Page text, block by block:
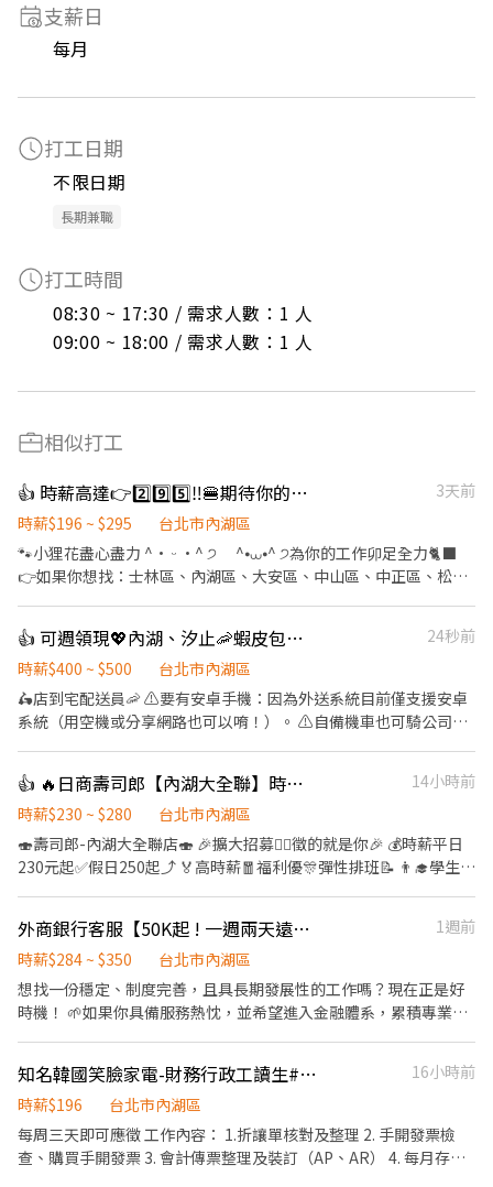
支薪日
每月
打工日期
不限日期
長期兼職
打工時間
08:30 ~ 17:30 / 需求人數：1 人
09:00 ~ 18:00 / 需求人數：1 人
相似打工
👍 時薪高達👉2️⃣9️⃣5️⃣‼️🍔期待你的「麥」力演出🍟餐飲服務員
3天前
時薪$196 ~ $295
台北市內湖區
🐾小狸花盡心盡力 ^• ᵕ •^ ੭ ^⦁⩊⦁^ ੭為你的工作卯足全力🐈‍⬛
👉如果你想找：士林區、內湖區、大安區、中山區、中正區、松山
客服務 🍌 炸物製餐 🍑 廚具、環境清潔維護 🫐 主管交辦事宜 🍉 內外
場都會接觸唷 .˚⊹ ⁺‧ 【工作時間】 ‧⁺ ⊹˚. ☀️ 早班：07:00 - 14:00
🌙 晚班：16:00 - 23:00 ⭐ 夜班：21:00 - 02:00 ⚠️每間店有缺的時段
不同，應徵時請告知我要應徵哪一區或哪間店 .˚⊹ ⁺‧ 【薪資制度】
📌 採排休制（無固定休） 🗓️ 周一至週日皆需排班 🚫 周六、周日可
排休不可固定休 .˚⊹ ⁺‧ 【上班地點】 ‧⁺ ⊹˚. 👉士林區 台北士林店
內湖區內湖路一段283號 台北舊宗二店📍台北市內湖區舊宗路一段
275號 👉大安區 羅斯福店📍台北市大安區羅斯福路二段45號 台北麟
光店📍台北市大安區和平東路三段406巷8號 台北復興二店📍台北市
大安區復興南路二段273號 台北光復店📍台北市大安區光復南路286
📍台北市中山區南京東路三段210之1號 👉中正區 林森二店📍台北
市中正區林森南路1號 台北濟南店📍台北市中正區濟南路二段66號
台北館前店📍台北市中正區館前路8號 台北公園店📍台北市中正區
公園路30-1號 台北南昌店📍台北市中正區南昌路一段149號 👉松山
區 台北民生店📍台北市松山區民生東路三段135號 台北民權店📍台
北市松山區民權東路三段128號 台北南京二店📍台北市松山區南京
東路五段162號 台北南京六店📍台北市松山區南京東路四段57號 👉
信義區 忠孝四店📍台北市信義區忠孝東路五段522號 台北101店📍
台北市信義區市府路45號 台北夢廣場店📍台北市信義區松高路11號
👍 可週領現💖內湖、汐止🦐蝦皮包裏外送員/免經驗平均50～80K，公司車
24秒前
時薪$400 ~ $500
台北市內湖區
🛵店到宅配送員🦐 ⚠️要有安卓手機：因為外送系統目前僅支援安卓
系統（用空機或分享網路也可以唷！）。 ⚠️自備機車也可騎公司電
👉👉👉至門市自行取貨配送，沒有傳統宅配人事問題 📌 工作內
容： ↪︎ 騎機車(自備或公司車)將包裏從門市配送至買家地點(範圍
3km內) 在我們這裡的夥伴收入大概長這樣： 🛵 隨便送送（熟悉路
線中）：$40,000 ~ $60,000 元 / 月 🛵 乖乖聽話送（穩定出勤）：
✅ 領薪彈性：每月15號準時發薪（可匯款/領現），亦可配合【每週
領薪】，週週有錢花！ ━━━━━━━━━━━━━━━━━ 📍
━━━━━━━━━━━━━━━━━ 台北市、新北市各行政區皆
有缺額（文山、林口、板橋、永和、中和、新店、三重、新莊、樹
林、土城、淡水、信義、大同、萬華、松山、中山、內湖...等） 點
擊立即應徵，私訊告知小編你想送哪一區，馬上幫你保留就近站
程】 ➊ 點擊填寫廠商制式履歷（1分鐘完成，快速安排送審）： 👉
https://reurl.cc/V292KN 🔒 【隱私防線】個資僅供廠商審核，敏感
欄位（身分證/詳細地址）錄取前皆可先不填！ ➋加入留言： 👉
👍 🔥日商壽司郎【內湖大全聯】時薪230元起-兼職人員🙆‍♀️六日250元起💰
14小時前
時薪$230 ~ $280
台北市內湖區
🍣壽司郎-內湖大全聯店🍣 🎉擴大招募🙆‍♀️徵的就是你🎉 💰時薪平日
230元起✅️假日250起⤴️ 🏅高時薪🧧福利優🎊彈性排班📝 👨‍🎓學生打
經驗者也可以加入！！！ ✅️歡迎開學打工、假日兼職、二度就業、
外籍學生、實習簽約。 ✅️彈性排班：08:30~23:00(請於面試時與店
長確認班表) ✅️不管是平日早班、週末假日班、放學後打烊班皆有職
缺，歡迎直接投遞履歷！ ⭕工作內容 ▪外場🎈 帶客入座→介紹、
理維護......等。 ▪洗碗區🫧 餐具清洗、環境整理整頓、環境清洗......
等。 ✨️在職教育訓練完善，無經驗者也OK✨️ ⭕獎金福利 ▪生日禮
調薪！ ▪加班費5分鐘為單位計算！ ▪介紹親朋好友入職，期滿可
獲得3,000～5,000元獎金！ ⭕基本保障 ①加班費(以5分鐘為單位計
外商銀行客服【50K起 ! 一週兩天遠端】福利優｜不須銷售｜完整教育訓練 KK
1週前
時薪$284 ~ $350
台北市內湖區
想找一份穩定、制度完善，且具長期發展性的工作嗎？現在正是好
時機！ 🌱如果你具備服務熱忱，並希望進入金融體系，累積專業經
歡迎有意者儘早投遞 #完整教育訓練 #不加班、進入金融業的敲門磚
#優於業界的年終及員工福利 #數位化強勢銀行，不需協銷 【工作內
容】 • 線上文字與電話接聽，回覆與處理客戶問題（不需銷售） •
信用卡活動說明、帳戶與交易相關查詢 • 客戶意見反應與後續追
知名韓國笑臉家電-財務行政工讀生#196/hr#在學實習生#無經驗可#每周3天
16小時前
時薪$196
台北市內湖區
每周三天即可應徵 工作內容： 1.折讓單核對及整理 2. 手開發票檢
查、購買手開發票 3. 會計傳票整理及裝訂（AP、AR） 4. 每月存貨